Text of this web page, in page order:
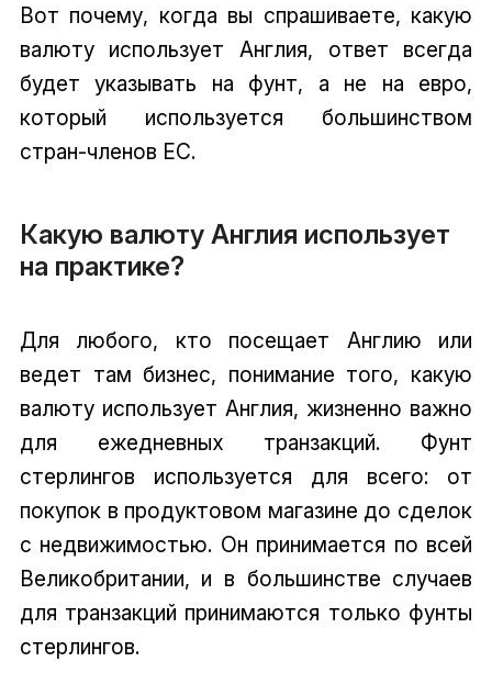
Вот почему, когда вы спрашиваете, какую
валюту использует Англия, ответ всегда
будет указывать на фунт, а не на евро,
который используется большинством
стран-членов ЕС.
Какую валюту Англия использует
на практике?
Для любого, кто посещает Англию или
ведет там бизнес, понимание того, какую
валюту использует Англия, жизненно важно
для ежедневных транзакций. Фунт
стерлингов используется для всего: от
покупок в продуктовом магазине до сделок
с недвижимостью. Он принимается по всей
Великобритании, и в большинстве случаев
для транзакций принимаются только фунты
стерлингов.